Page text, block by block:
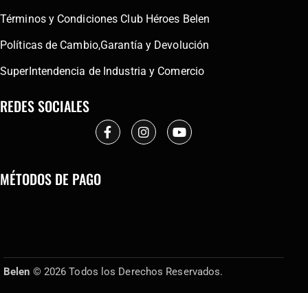
Términos y Condiciones Club Héroes Belen
Políticas de Cambio,Garantía y Devolución
SuperIntendencia de Industria y Comercio
REDES SOCIALES
MÉTODOS DE PAGO
Belen © 2026 Todos los Derechos Reservados.